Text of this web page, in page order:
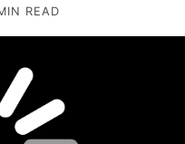
READ